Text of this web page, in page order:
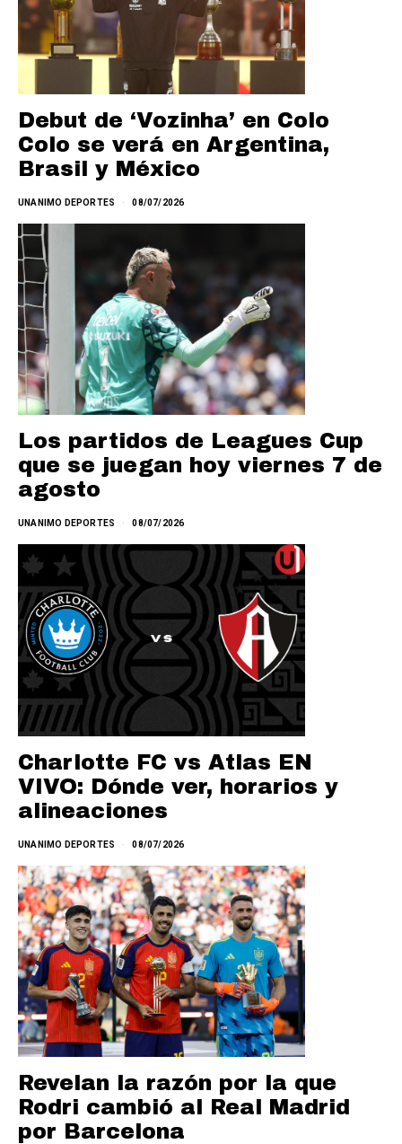
Debut de ‘Vozinha’ en Colo
Colo se verá en Argentina,
Brasil y México
UNANIMO DEPORTES 08/07/2026
Los partidos de Leagues Cup
que se juegan hoy viernes 7 de
agosto
UNANIMO DEPORTES 08/07/2026
Charlotte FC vs Atlas EN
VIVO: Dónde ver, horarios y
alineaciones
UNANIMO DEPORTES 08/07/2026
Revelan la razón por la que
Rodri cambió al Real Madrid
por Barcelona